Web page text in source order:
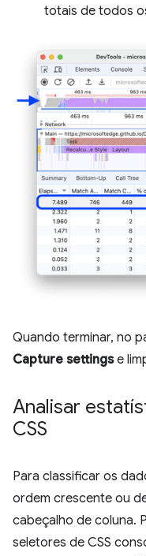
totais de todos
Quando terminar, no
Capture settingse
Analisar
CSS
Para classificar os
ordem crescente ou
cabeçalho de coluna.
seletores de CSS